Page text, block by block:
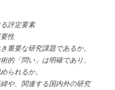
評定要素
性
重要な研究課題であるか。
的「問い」は明確であり、
られるか。
や、関連する国内外の研究